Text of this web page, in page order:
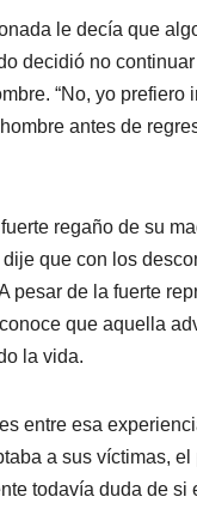
le decía que
decidió no continuar
“No, yo prefiero
antes de
regaño de su
que con los
pesar de la fuerte
que aquella
la vida.
entre esa
a sus víctimas, el
todavía duda de si